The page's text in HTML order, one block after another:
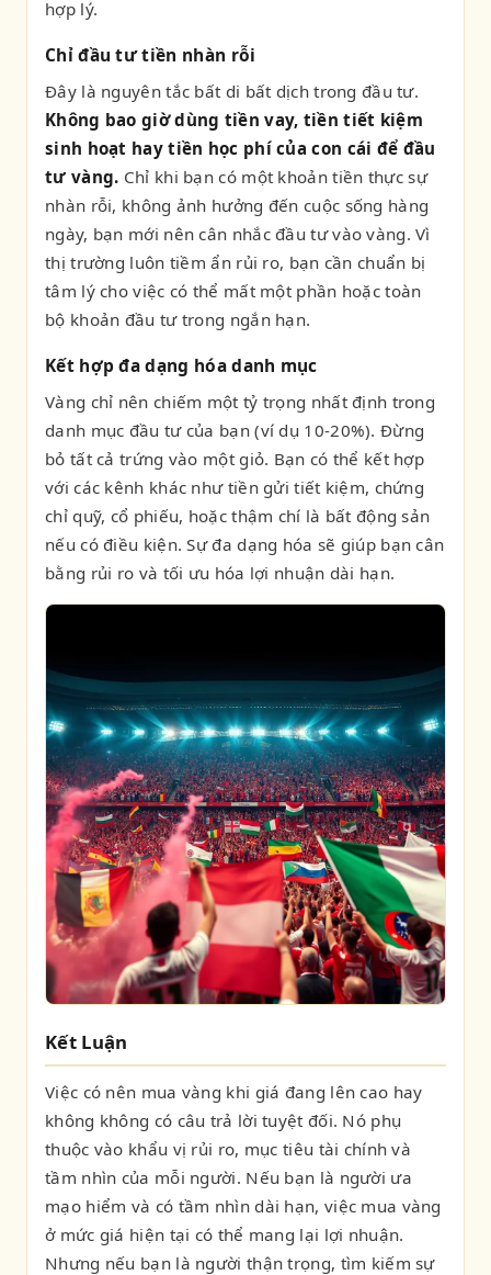
hợp lý.
Chỉ đầu tư tiền nhàn rỗi
Đây là nguyên tắc bất di bất dịch trong đầu tư.
Không bao giờ dùng tiền vay, tiền tiết kiệm
sinh hoạt hay tiền học phí của con cái để đầu
tư vàng. Chỉ khi bạn có một khoản tiền thực sự
nhàn rỗi, không ảnh hưởng đến cuộc sống hàng
ngày, bạn mới nên cân nhắc đầu tư vào vàng. Vì
thị trường luôn tiềm ẩn rủi ro, bạn cần chuẩn bị
tâm lý cho việc có thể mất một phần hoặc toàn
bộ khoản đầu tư trong ngắn hạn.
Kết hợp đa dạng hóa danh mục
Vàng chỉ nên chiếm một tỷ trọng nhất định trong
danh mục đầu tư của bạn (ví dụ 10-20%). Đừng
bỏ tất cả trứng vào một giỏ. Bạn có thể kết hợp
với các kênh khác như tiền gửi tiết kiệm, chứng
chỉ quỹ, cổ phiếu, hoặc thậm chí là bất động sản
nếu có điều kiện. Sự đa dạng hóa sẽ giúp bạn cân
bằng rủi ro và tối ưu hóa lợi nhuận dài hạn.
Kết Luận
Việc có nên mua vàng khi giá đang lên cao hay
không không có câu trả lời tuyệt đối. Nó phụ
thuộc vào khẩu vị rủi ro, mục tiêu tài chính và
tầm nhìn của mỗi người. Nếu bạn là người ưa
mạo hiểm và có tầm nhìn dài hạn, việc mua vàng
ở mức giá hiện tại có thể mang lại lợi nhuận.
Nhưng nếu bạn là người thận trọng, tìm kiếm sự